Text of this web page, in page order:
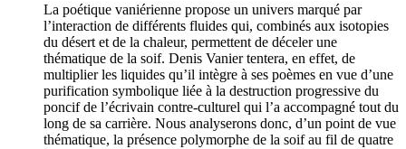
La poétique vaniérienne propose un univers marqué par
l’interaction de différents fluides qui, combinés aux isotopies
du désert et de la chaleur, permettent de déceler une
thématique de la soif. Denis Vanier tentera, en effet, de
multiplier les liquides qu’il intègre à ses poèmes en vue d’une
purification symbolique liée à la destruction progressive du
poncif de l’écrivain contre-culturel qui l’a accompagné tout du
long de sa carrière. Nous analyserons donc, d’un point de vue
thématique, la présence polymorphe de la soif au fil de quatre